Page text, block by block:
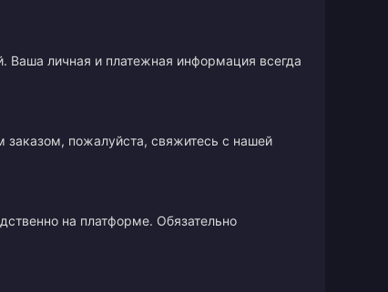
Ваша личная и платежная информация всегда
заказом, пожалуйста, свяжитесь с нашей
на платформе. Обязательно